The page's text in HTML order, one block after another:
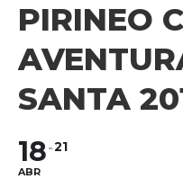
PIRINEO
SANTA
18
ABR
21